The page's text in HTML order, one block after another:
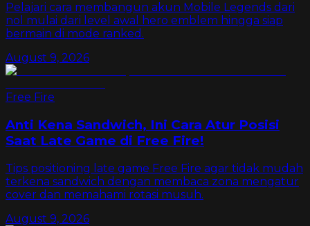
Pelajari cara membangun akun Mobile Legends dari
nol mulai dari level awal hero emblem hingga siap
bermain di mode ranked.
August 9, 2026
Free Fire
Anti Kena Sandwich, Ini Cara Atur Posisi
Saat Late Game di Free Fire!
Tips positioning late game Free Fire agar tidak mudah
terkena sandwich dengan membaca zona mengatur
cover dan memahami rotasi musuh.
August 9, 2026